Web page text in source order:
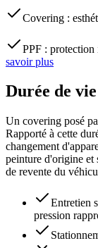
Covering :
PPF : protection
savoir plus
Durée de
Un covering posé
Rapporté à cette
changement
peinture d'origine et
de revente du
Entretien
pression